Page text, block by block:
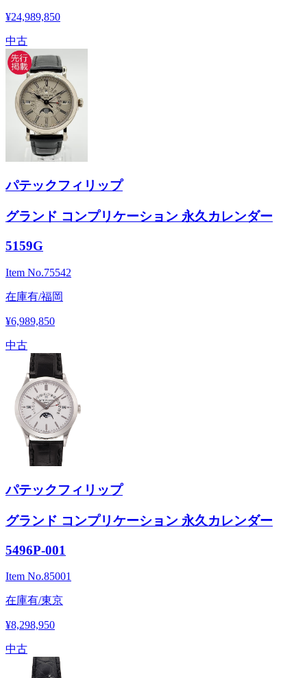
¥24,989,850
中古
パテックフィリップ
グランド コンプリケーション 永久カレンダー
5159G
Item No.75542
在庫有/福岡
¥6,989,850
中古
パテックフィリップ
グランド コンプリケーション 永久カレンダー
5496P-001
Item No.85001
在庫有/東京
¥8,298,950
中古